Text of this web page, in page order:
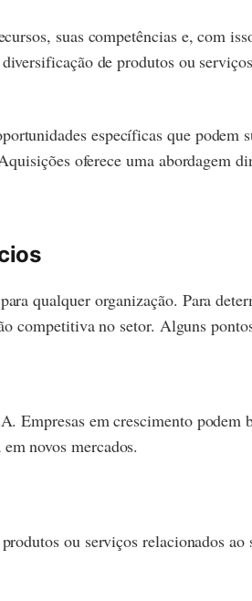
suas competências e, com
de produtos ou
específicas que
oferece uma abordagem
qualquer organização. Para
competitiva no setor. Alguns
em crescimento podem
novos mercados.
ou serviços relacionados